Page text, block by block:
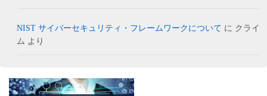
NIST サイバーセキュリティ・フレームワークについて に クライ
ム より